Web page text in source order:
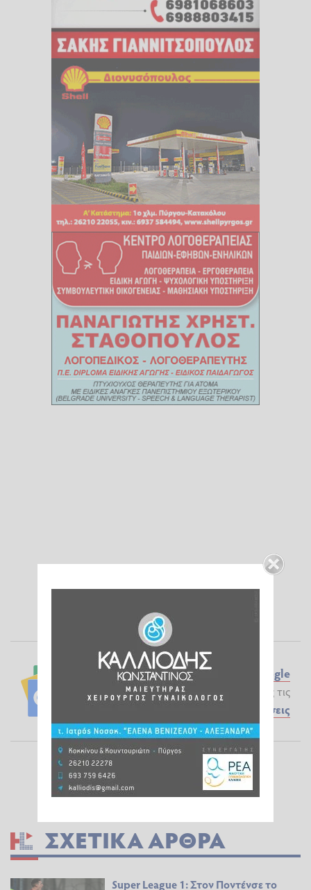
Ακολουθήστε το ilialive.gr στο
Google
Newsκαι μάθετε πρώτοι όλες τις
Ειδήσεις
ΣΧΕΤΙΚΆ ΆΡΘΡΑ
Super League 1: Στον Ποντένσε το